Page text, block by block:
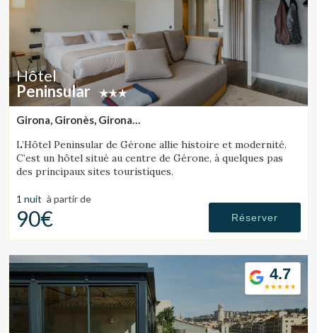
Hôtel
Peninsular
Girona, Gironès, Girona
L’Hôtel Peninsular de Gérone allie histoire et modernité.
C’est un hôtel situé au centre de Gérone, à quelques pas
des principaux sites touristiques.
1 nuit à partir de
90€ Réserver
4.7
Modifier les cookies